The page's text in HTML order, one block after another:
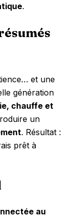
.
et une
génération
chauffe et
un
. Résultat :
prêt à
au